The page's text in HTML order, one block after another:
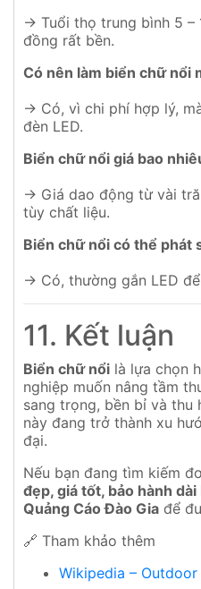
→ Tuổi thọ trung bình 5 –
đồng rất bền.
Có nên làm biển chữ nổi
→ Có, vì chi phí hợp lý,
đèn LED.
Biển chữ nổi giá bao
→ Giá dao động từ vài
tùy chất liệu.
Biển chữ nổi có thể phát
→ Có, thường gắn LED
11. Kết luận
Biển chữ nổi là lựa chọn
nghiệp muốn nâng tầm
sang trọng, bền bỉ và thu
này đang trở thành xu
đại.
Nếu bạn đang tìm kiếm
đẹp, giá tốt, bảo hành dài
Quảng Cáo Đào Gia để
🔗 Tham khảo thêm
Wikipedia –